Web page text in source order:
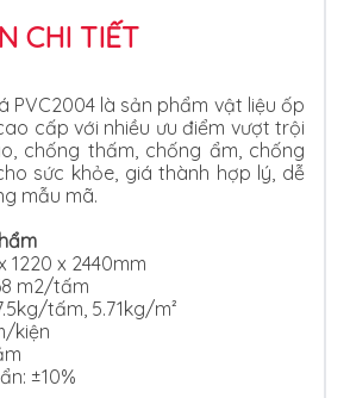
CHI TIẾT
PVC2004 là sản phẩm vật liệu ốp
cấp với nhiều ưu điểm vượt trội
chống thấm, chống ẩm, chống
sức khỏe, giá thành hợp lý, dễ
mẫu mã.
1220 x 2440mm
m2/tấm
tấm, 5.71kg/m²
kiện
±10%